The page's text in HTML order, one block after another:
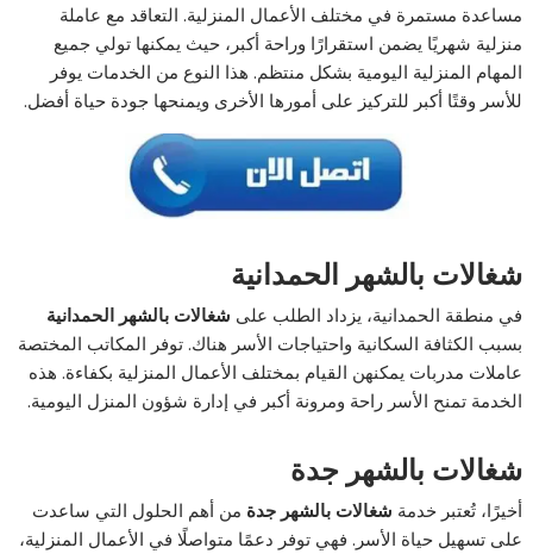
مساعدة مستمرة في مختلف الأعمال المنزلية. التعاقد مع عاملة
منزلية شهريًا يضمن استقرارًا وراحة أكبر، حيث يمكنها تولي جميع
المهام المنزلية اليومية بشكل منتظم. هذا النوع من الخدمات يوفر
للأسر وقتًا أكبر للتركيز على أمورها الأخرى ويمنحها جودة حياة أفضل.
شغالات بالشهر الحمدانية
في منطقة الحمدانية، يزداد الطلب على شغالات بالشهر الحمدانية
بسبب الكثافة السكانية واحتياجات الأسر هناك. توفر المكاتب المختصة
عاملات مدربات يمكنهن القيام بمختلف الأعمال المنزلية بكفاءة. هذه
الخدمة تمنح الأسر راحة ومرونة أكبر في إدارة شؤون المنزل اليومية.
شغالات بالشهر جدة
أخيرًا، تُعتبر خدمة شغالات بالشهر جدة من أهم الحلول التي ساعدت
على تسهيل حياة الأسر. فهي توفر دعمًا متواصلًا في الأعمال المنزلية،